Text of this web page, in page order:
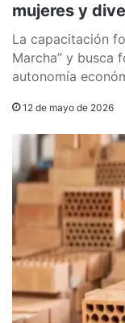
mujeres y
La capacitación
Marcha” y busca
autonomía
12 de mayo de 2026